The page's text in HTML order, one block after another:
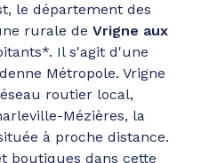
le département des
rurale de Vrigne aux
Il s'agit d'une
Métropole. Vrigne
routier local,
Mézières, la
à proche distance.
boutiques dans cette